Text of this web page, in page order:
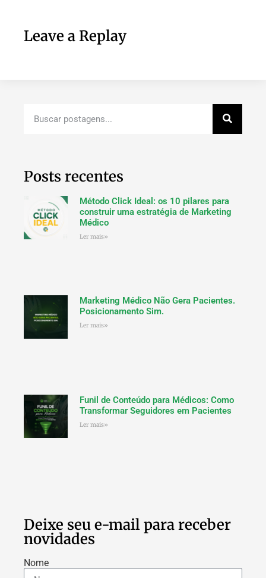
Leave a Replay
Posts recentes
Método Click Ideal: os 10 pilares para
construir uma estratégia de Marketing
Médico
Ler mais»
Marketing Médico Não Gera Pacientes.
Posicionamento Sim.
Ler mais»
Funil de Conteúdo para Médicos: Como
Transformar Seguidores em Pacientes
Ler mais»
Deixe seu e-mail para receber
novidades
Nome